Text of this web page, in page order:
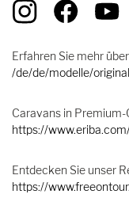
Erfahren Sie mehr
/de/de/modelle/
Caravans in Premium-
https://
Entdecken Sie unser
https://